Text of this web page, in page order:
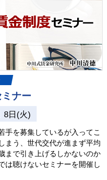
ナー
8日(火)
手を募集しているが入ってこ
まう、世代交代が進まず平均
まで引き上げるしかないのか
は聴けないセミナーを開催し